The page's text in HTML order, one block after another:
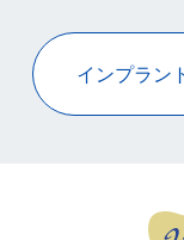
インプラン